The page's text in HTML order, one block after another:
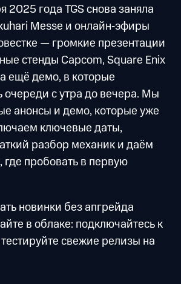
2025 года TGS снова заняла
Messe и онлайн‑эфиры
— громкие презентации
стенды Capcom, Square Enix
а ещё демо, в которые
очереди с утра до вечера. Мы
анонсы и демо, которые уже
ключевые даты,
разбор механик и даём
пробовать в первую
новинки без апгрейда
в облаке: подключайтесь к
свежие релизы на